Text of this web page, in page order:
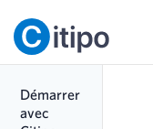
Démarrer
avec